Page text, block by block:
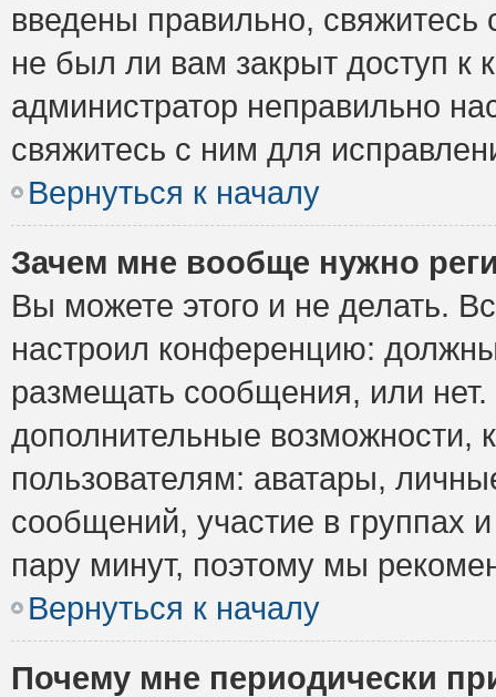
введены правильно,
не был ли вам закрыт доступ к
администратор неправильно
свяжитесь с ним для
Вернуться к началу
Зачем мне вообще нужно
Вы можете этого и не делать.
настроил конференцию:
размещать сообщения, или
дополнительные возможности,
пользователям: аватары,
сообщений, участие в группах
пару минут, поэтому мы
Вернуться к началу
Почему мне периодически